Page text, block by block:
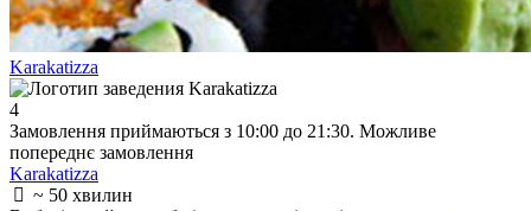
Karakatizza
4
Замовлення приймаються з 10:00 до 21:30. Можливе
попереднє замовлення
Karakatizza
~ 50 хвилин